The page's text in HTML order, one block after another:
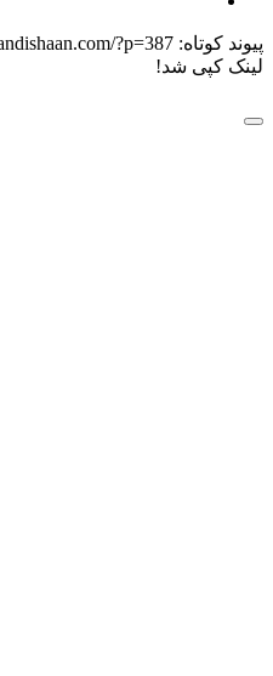
کوتاه: noandishaan.com/?p=387
کپی شد!